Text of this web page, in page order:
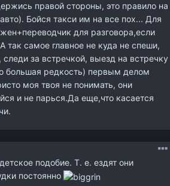
правой стороны, это правило на
Бойся такси им на все пох... Для
для разговора,если
самое главное не куда не спеши,
за встречкой, выезд на встречку
большая редкость) первым делом
моя твоя не понимать, они
и не парься.Да еще,что касается
подобие. Т. е. ездят они
постоянно